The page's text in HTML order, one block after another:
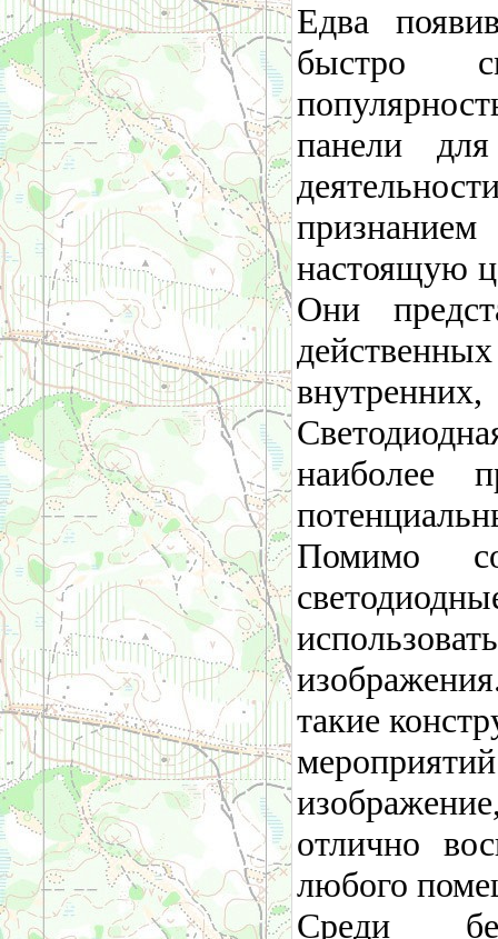
Едва
быстро
панели
настоящую
Они
наиболее
Помимо
такие
отлично
любого
Среди